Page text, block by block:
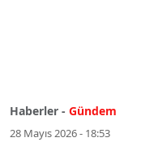
Haberler - Gündem
28 Mayıs 2026 - 18:53